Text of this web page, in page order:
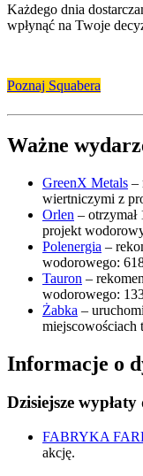
Każdego dnia
wpłynąć na Twoje
Poznaj Squabera
Ważne
GreenX Metals –
wiertniczymi z
Orlen – otrzymał
projekt
Polenergia –
wodorowego:
Tauron –
wodorowego:
Żabka –
miejscowościach
Informacje o
Dzisiejsze
FABRYKA
akcję.